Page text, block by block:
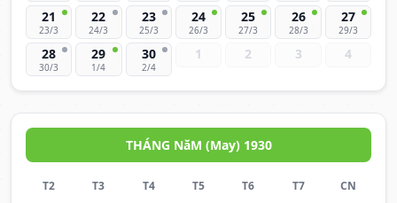
21
23/3
22
24/3
23
25/3
24
26/3
25
27/3
26
28/3
27
29/3
28
30/3
29
1/4
30
2/4
1 2 3 4
THÁNG NăM (May) 1930
T2 T3 T4 T5 T6 T7 CN